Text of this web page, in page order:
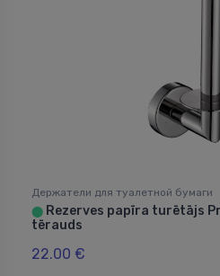
Держатели для туалетной бумаги
⬤ Rezerves papīra turētājs
tērauds
22.00 €